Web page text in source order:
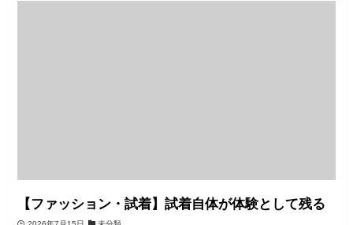
【ファッション・試着】試着自体が体験として残る